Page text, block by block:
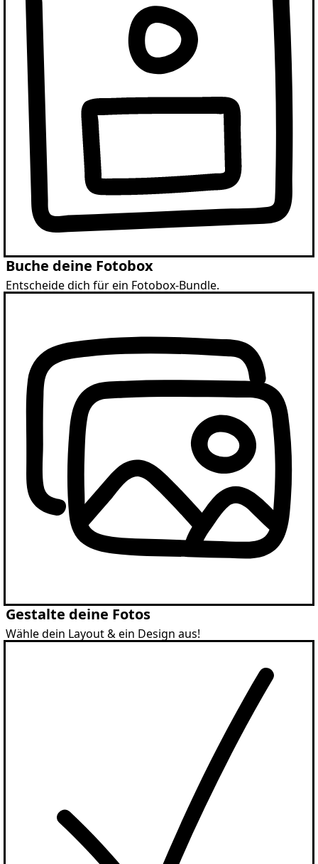
Buche deine Fotobox
Entscheide dich für ein Fotobox-Bundle.
Gestalte deine Fotos
Wähle dein Layout & ein Design aus!